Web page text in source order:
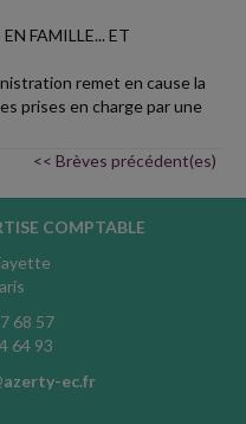
FAMILLE... ET
remet en cause la
prises en charge par une
<< Brèves précédent(es)
COMPTABLE
68 57
64 93
ec.fr